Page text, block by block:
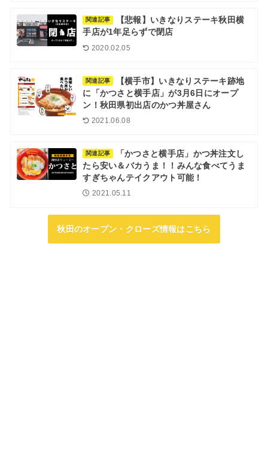
関連記事
【悲報】いきなりステーキ秋田横
手店が1年足らずで閉店
2020.02.05
関連記事
【横手市】いきなりステーキ跡地
に「かつさと横手店」が3月6日にオープ
ン！秋田県初出店のかつ丼屋さん
2021.06.08
関連記事
「かつさと横手店」かつ丼注文し
たら安い＆バカうま！！みんな食べてうま
すぎちゃんテイクアウト可能！
2021.05.11
秋田のオープン・クローズ情報はこちら